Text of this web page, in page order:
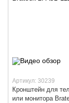
Артикул: 30239
Кронштейн для
или монитора